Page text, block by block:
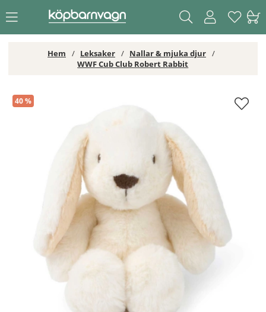
Hem Leksaker
Nallar & mjuka djur
WWF Cub Club Robert Rabbit
40
WWF Cub Club Robert Rabbit